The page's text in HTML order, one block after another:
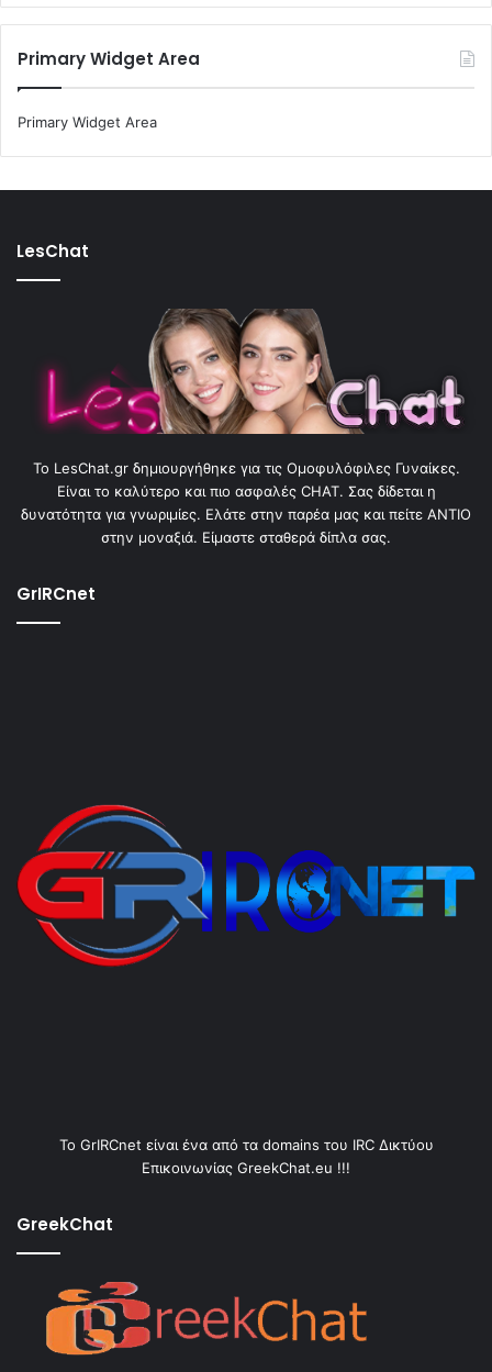
Primary Widget Area
Primary Widget Area
LesChat
To LesChat.gr δημιουργήθηκε για τις Ομοφυλόφιλες Γυναίκες.
Είναι το καλύτερο και πιο ασφαλές CHAT. Σας δίδεται η
δυνατότητα για γνωριμίες. Ελάτε στην παρέα μας και πείτε ΑΝΤΙΟ
στην μοναξιά. Είμαστε σταθερά δίπλα σας.
GrIRCnet
Το GrIRCnet είναι ένα από τα domains του IRC Δικτύου
Επικοινωνίας GreekChat.eu !!!
GreekChat